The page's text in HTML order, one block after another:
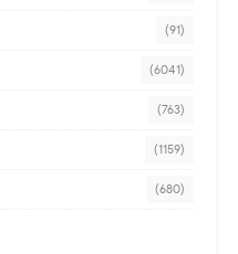
(91)
(6041)
(763)
(1159)
(680)